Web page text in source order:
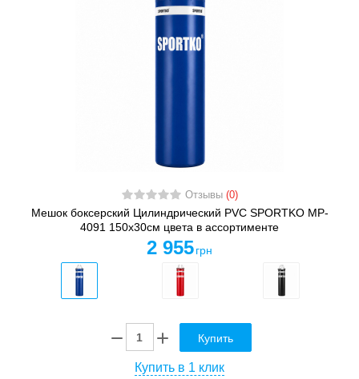
Отзывы (0)
Мешок боксерский Цилиндрический PVC SPORTKO MP-
4091 150х30см цвета в ассортименте
2 955 грн
Купить
Купить в 1 клик